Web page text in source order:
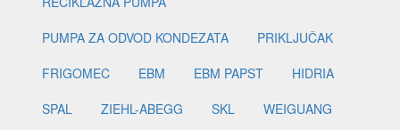
PUMPA ZA ODVOD KONDEZATA
PRIKLJUČAK
FRIGOMEC
EBM EBM PAPST
HIDRIA
SPAL
ZIEHL-ABEGG SKL
WEIGUANG